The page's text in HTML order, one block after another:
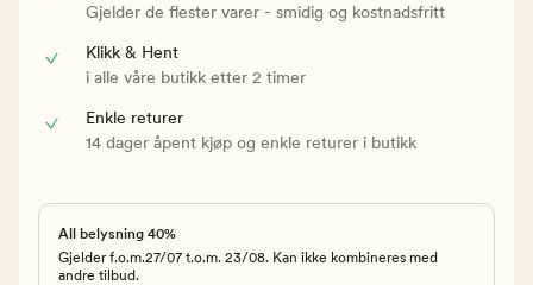
Gjelder de flester varer - smidig og kostnadsfritt
Klikk & Hent
i alle våre butikk etter 2 timer
Enkle returer
14 dager åpent kjøp og enkle returer i butikk
All belysning 40%
Gjelder f.o.m.27/07 t.o.m. 23/08. Kan ikke kombineres med
andre tilbud.